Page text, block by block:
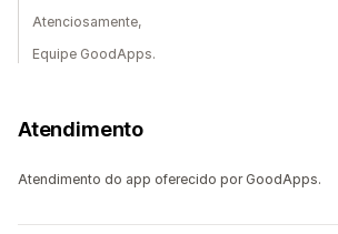
Atenciosamente,
Equipe GoodApps.
Atendimento
Atendimento do app oferecido por GoodApps.